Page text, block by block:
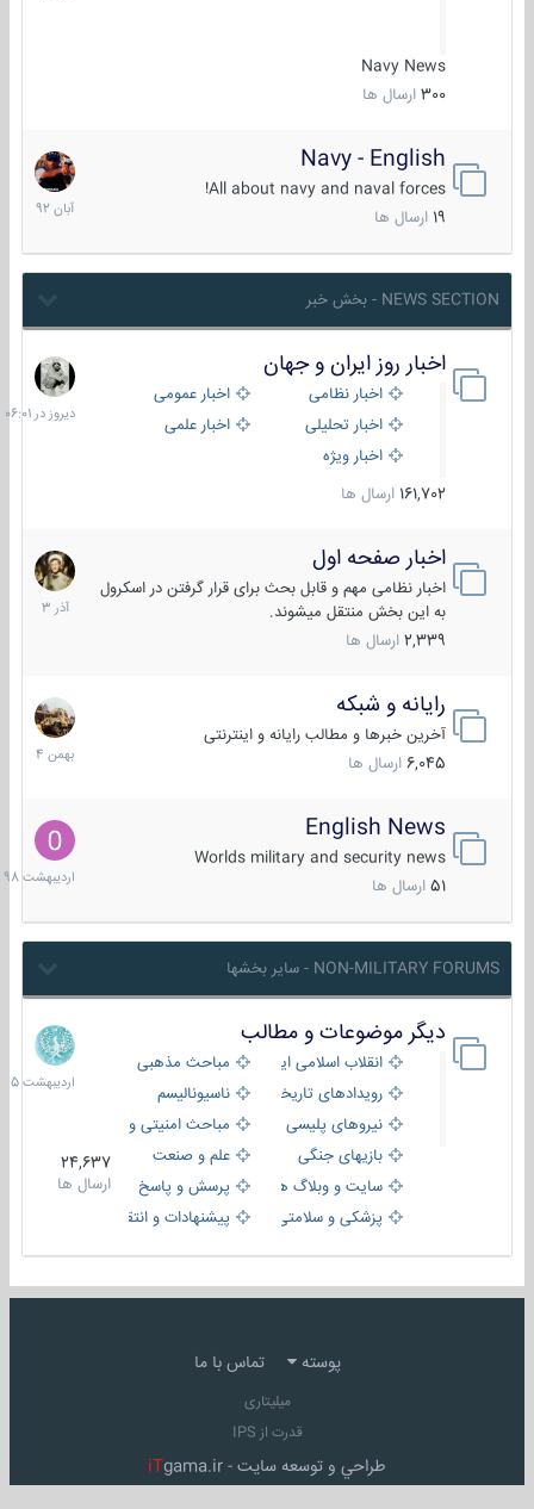
Navy News
300 ارسال ها
Navy - English
All about navy and naval forces!
ارسال ها
22
آبان
1392
NEWS SECTION - بخش خبر
اخبار روز ایران و جهان
اخبار نظامی
اخبار عمومی
اخبار تحلیلی
اخبار علمی
اخبار ویژه
161,702 ارسال ها
دیروز
در
06:01
اخبار صفحه اول
اخبار نظامی مهم و قابل بحث برای قرار گرفتن در اسکرول
به این بخش منتقل میشوند.
2,339 ارسال ها
7
آذر
1403
رایانه و شبکه
آخرین خبرها و مطالب رایانه و اینترنتی
6,045 ارسال ها
30
بهمن
1404
English News
Worlds military and security news
51 ارسال ها
10
1398
NON-MILITARY FORUMS - سایر بخشها
دیگر موضوعات و مطالب
انقلاب اسلامی ایران
مباحث مذهبی
رویدادهای تاریخی و مذهبیناسیونالیسم
نیروهای پلیسی
مباحث امنیتی و اطلاعاتی
بازیهای جنگی
علم و صنعت
سایت و وبلاگ ها
پرسش و پاسخ
پزشکی و سلامتی
پیشنهادات و انتقادات
24,637
ارسال ها
8
1405
پوسته تماس با ما
میلیتاری
قدرت از IPS
طراحي و توسعه سايت - iTgama.ir